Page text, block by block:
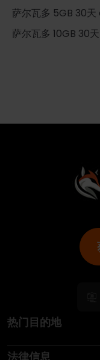
萨尔瓦多 5GB 30天
萨尔瓦多 10GB 30天
热门目的地
法律信息